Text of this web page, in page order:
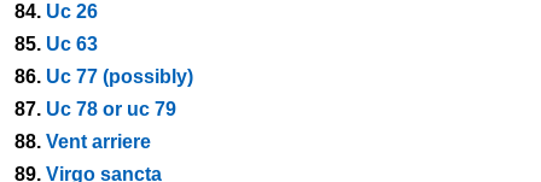
84. Uc 26
85. Uc 63
86. Uc 77 (possibly)
87. Uc 78 or uc 79
88. Vent arriere
89. Virgo sancta